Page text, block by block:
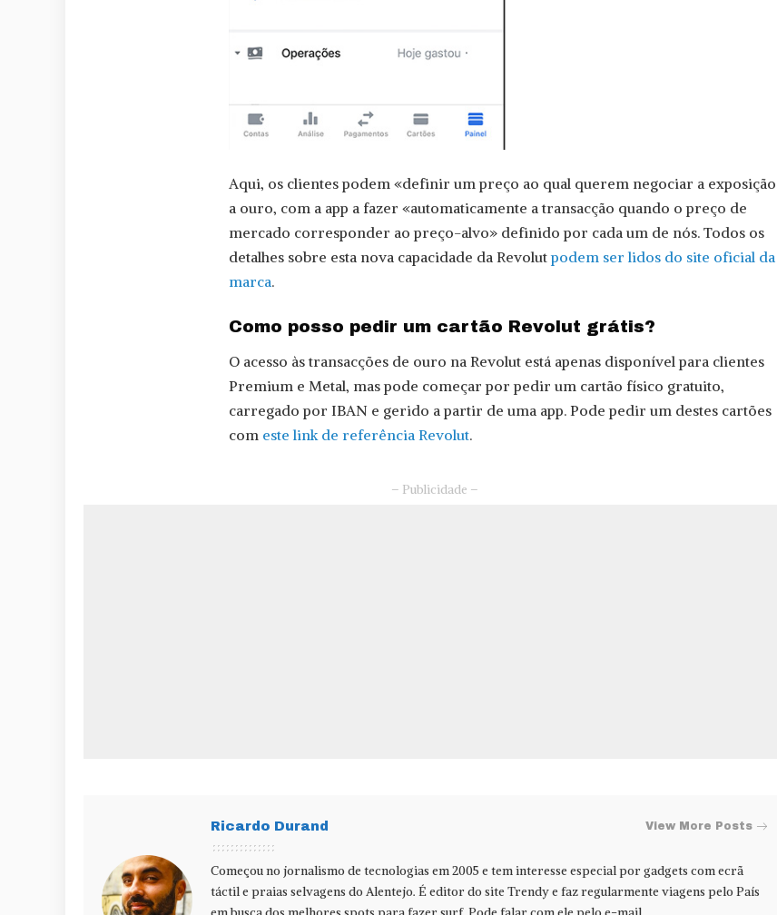
Aqui, os clientes podem «definir um preço ao qual querem negociar a exposição
a ouro, com a app a fazer «automaticamente a transacção quando o preço de
mercado corresponder ao preço-alvo» definido por cada um de nós. Todos os
detalhes sobre esta nova capacidade da Revolutpodem ser lidos do site oficial da
marca.
Como posso pedir um cartão Revolut grátis?
O acesso às transacções de ouro na Revolut está apenas disponível para clientes
Premium e Metal, mas pode começar por pedir um cartão físico gratuito,
carregado por IBAN e gerido a partir de uma app. Pode pedir um destes cartões
com este link de referência Revolut.
– Publicidade –
Ricardo Durand View More Posts
Começou no jornalismo de tecnologias em 2005 e tem interesse especial por gadgets com ecrã
táctil e praias selvagens do Alentejo. É editor do site Trendy e faz regularmente viagens pelo País